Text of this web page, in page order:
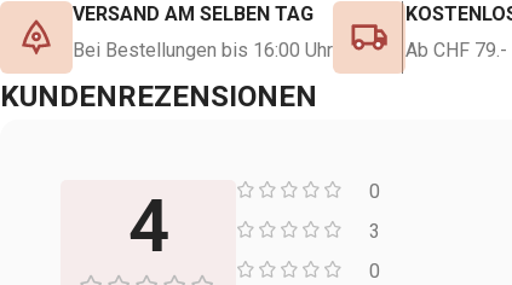
VERSAND AM SELBEN TAG
Bei Bestellungen bis 16:00 Uhr
Ab CHF
KUNDENREZENSIONEN
4
0
3
0